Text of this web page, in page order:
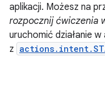
aplikacji. Możesz na
rozpocznij ćwiczenia
uruchomić działanie
z